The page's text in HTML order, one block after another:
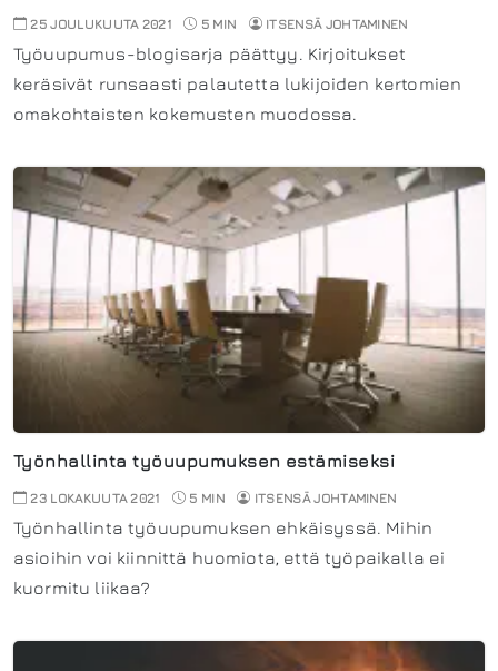
25 JOULUKUUTA 2021 5 MIN ITSENSÄ JOHTAMINEN
Työuupumus-blogisarja päättyy. Kirjoitukset
keräsivät runsaasti palautetta lukijoiden kertomien
omakohtaisten kokemusten muodossa.
Työnhallinta työuupumuksen estämiseksi
23 LOKAKUUTA 2021 5 MIN ITSENSÄ JOHTAMINEN
Työnhallinta työuupumuksen ehkäisyssä. Mihin
asioihin voi kiinnittä huomiota, että työpaikalla ei
kuormitu liikaa?